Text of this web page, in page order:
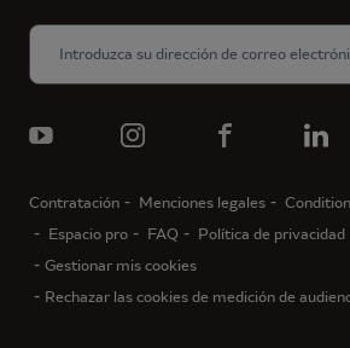
Contratación Menciones legales
Espacio pro
FAQ
Política de privacidad
Gestionar mis cookies
Rechazar las cookies de medición de